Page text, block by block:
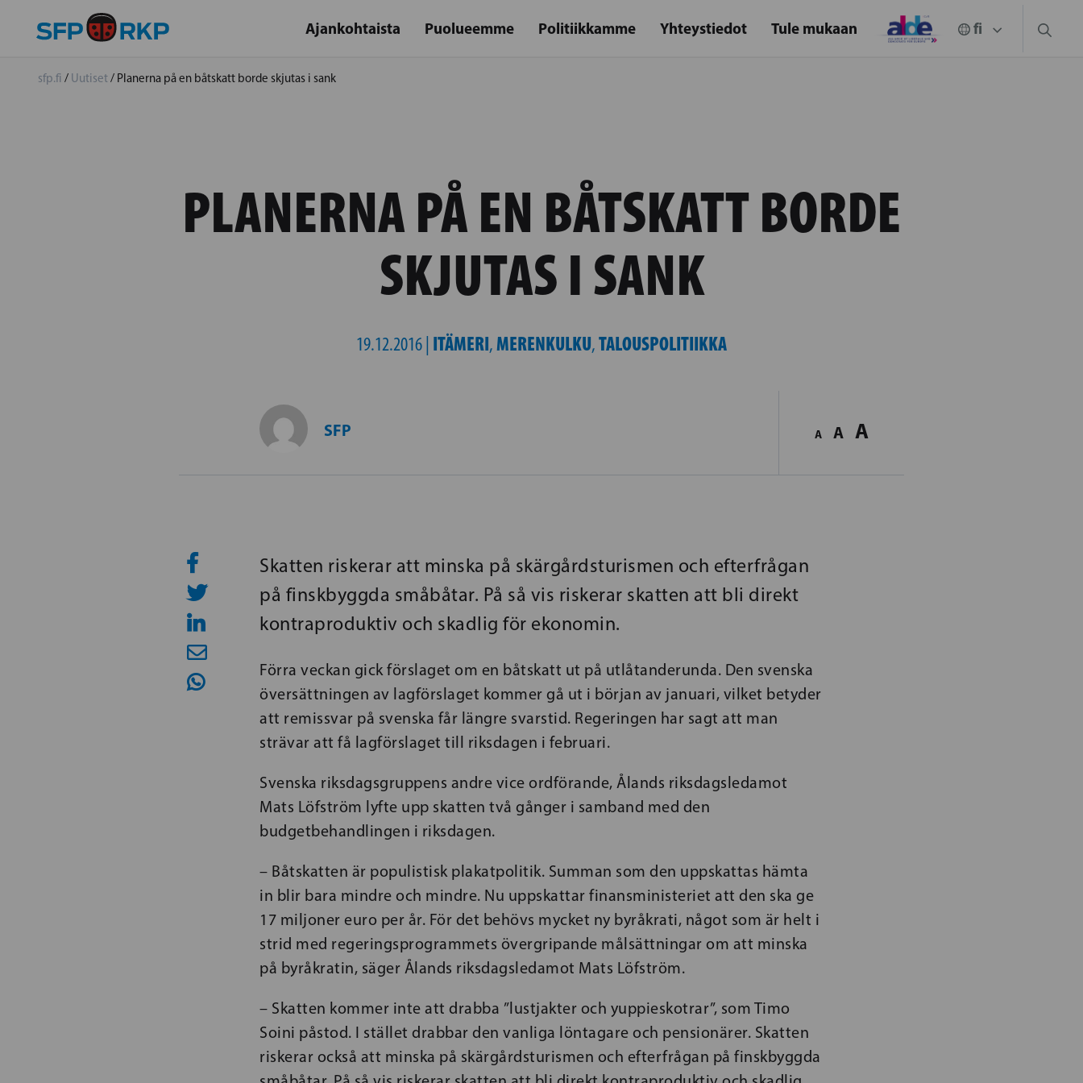
Ajankohtaista Puolueemme Politiikkamme Yhteystiedot Tule mukaan
sfp.fi / Uutiset/ Planerna på en båtskatt borde skjutas i sank
PLANERNA PÅ EN BÅTSKATT BORDE
SKJUTAS I SANK
19.12.2016 | ITÄMERI,MERENKULKU,TALOUSPOLITIIKKA
SFP A A A
Skatten riskerar att minska på skärgårdsturismen och efterfrågan
på finskbyggda småbåtar. På så vis riskerar skatten att bli direkt
kontraproduktiv och skadlig för ekonomin.
Förra veckan gick förslaget om en båtskatt ut på utlåtanderunda. Den svenska
översättningen av lagförslaget kommer gå ut i början av januari, vilket betyder
att remissvar på svenska får längre svarstid. Regeringen har sagt att man
strävar att få lagförslaget till riksdagen i februari.
Svenska riksdagsgruppens andre vice ordförande, Ålands riksdagsledamot
Mats Löfström lyfte upp skatten två gånger i samband med den
budgetbehandlingen i riksdagen.
– Båtskatten är populistisk plakatpolitik. Summan som den uppskattas hämta
in blir bara mindre och mindre. Nu uppskattar finansministeriet att den ska ge
17 miljoner euro per år. För det behövs mycket ny byråkrati, något som är helt i
strid med regeringsprogrammets övergripande målsättningar om att minska
på byråkratin, säger Ålands riksdagsledamot Mats Löfström.
– Skatten kommer inte att drabba ”lustjakter och yuppieskotrar”, som Timo
Soini påstod. I stället drabbar den vanliga löntagare och pensionärer. Skatten
riskerar också att minska på skärgårdsturismen och efterfrågan på finskbyggda